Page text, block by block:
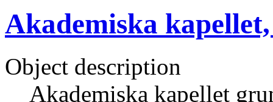
Akademiska
Object description
Akademiska kapellet